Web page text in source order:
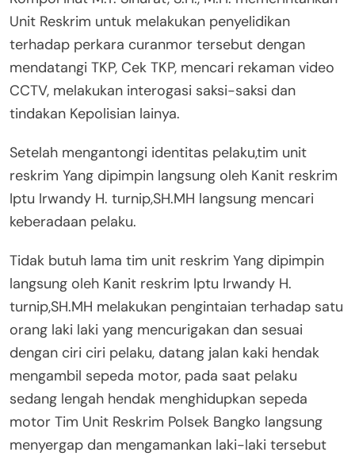
Unit Reskrim untuk melakukan penyelidikan
terhadap perkara curanmor tersebut dengan
mendatangi TKP, Cek TKP, mencari rekaman video
CCTV, melakukan interogasi saksi-saksi dan
tindakan Kepolisian lainya.
Setelah mengantongi identitas pelaku,tim unit
reskrim Yang dipimpin langsung oleh Kanit reskrim
Iptu Irwandy H. turnip,SH.MH langsung mencari
keberadaan pelaku.
Tidak butuh lama tim unit reskrim Yang dipimpin
langsung oleh Kanit reskrim Iptu Irwandy H.
turnip,SH.MH melakukan pengintaian terhadap satu
orang laki laki yang mencurigakan dan sesuai
dengan ciri ciri pelaku, datang jalan kaki hendak
mengambil sepeda motor, pada saat pelaku
sedang lengah hendak menghidupkan sepeda
motor Tim Unit Reskrim Polsek Bangko langsung
menyergap dan mengamankan laki-laki tersebut